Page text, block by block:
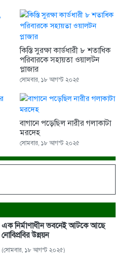
কিস্তি সুরক্ষা কার্ডধারী ৮ শতাধিক
পরিবারকে সহায়তা ওয়ালটন
প্লাজার
সোমবার, ১৮ আগস্ট ২০২৫
বাগানে পড়েছিল নারীর গলাকাটা
মরদেহ
সোমবার, ১৮ আগস্ট ২০২৫
এক নির্মাণাধীন ভবনেই আটকে আছে
নোবিপ্রবির উন্নয়ন
(সোমবার, ১৮ আগস্ট ২০২৫)